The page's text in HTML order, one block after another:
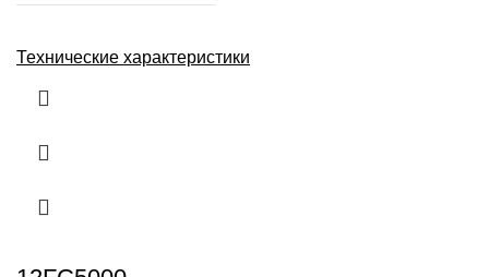
Технические характеристики